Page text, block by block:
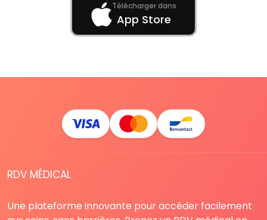
Télécharger dans
App Store
RDV MÉDICAL
Une plateforme innovante pour accéder facilement